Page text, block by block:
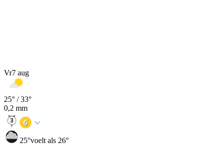
Vr7 aug
25° /33°
0,2 mm
25°voelt als 26°